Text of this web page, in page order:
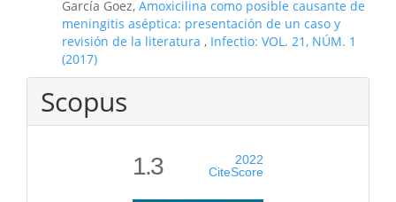
García Goez, Amoxicilina como posible causante de
meningitis aséptica: presentación de un caso y
revisión de la literatura , Infectio: VOL. 21, NÚM. 1
(2017)
Scopus
1.3
2022
CiteScore